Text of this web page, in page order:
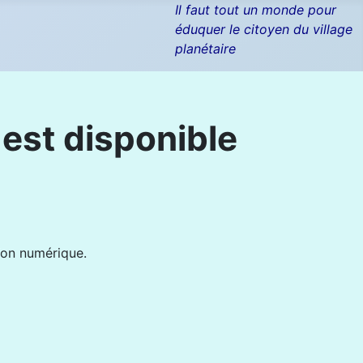
Il faut tout un monde pour
éduquer le citoyen du village
planétaire
est disponible
numérique.